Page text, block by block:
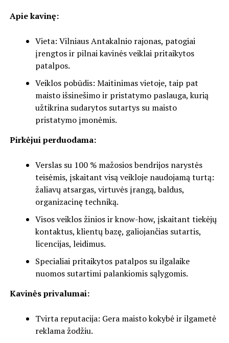
Apie kavinę:
Vieta: Vilniaus Antakalnio rajonas, patogiai
įrengtos ir pilnai kavinės veiklai pritaikytos
patalpos.
Veiklos pobūdis: Maitinimas vietoje, taip pat
maisto išsinešimo ir pristatymo paslauga, kurią
užtikrina sudarytos sutartys su maisto
pristatymo įmonėmis.
Pirkėjui perduodama:
Verslas su 100 % mažosios bendrijos narystės
teisėmis, įskaitant visą veikloje naudojamą turtą:
žaliavų atsargas, virtuvės įrangą, baldus,
organizacinę techniką.
Visos veiklos žinios ir know-how, įskaitant tiekėjų
kontaktus, klientų bazę, galiojančias sutartis,
licencijas, leidimus.
Specialiai pritaikytos patalpos su ilgalaike
nuomos sutartimi palankiomis sąlygomis.
Kavinės privalumai:
Tvirta reputacija: Gera maisto kokybė ir ilgametė
reklama žodžiu.